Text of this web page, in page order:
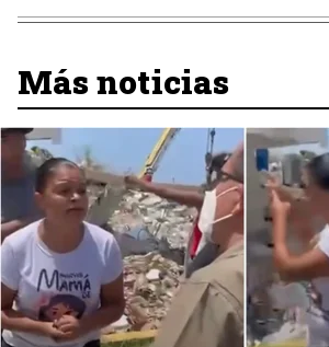
Más noticias